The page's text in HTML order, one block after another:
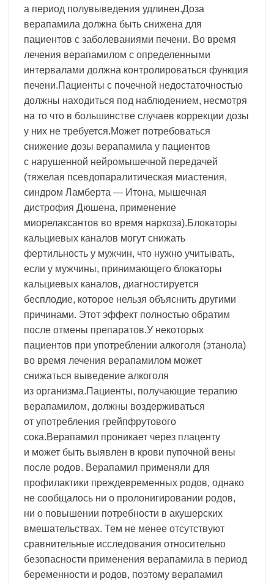
а период полувыведения удлинен.Доза
верапамила должна быть снижена для
пациентов с заболеваниями печени. Во время
лечения верапамилом с определенными
интервалами должна контролироваться функция
печени.Пациенты с почечной недостаточностью
должны находиться под наблюдением, несмотря
на то что в большинстве случаев коррекции дозы
у них не требуется.Может потребоваться
снижение дозы верапамила у пациентов
с нарушенной нейромышечной передачей
(тяжелая псевдопаралитическая миастения,
синдром Ламберта — Итона, мышечная
дистрофия Дюшена, применение
миорелаксантов во время наркоза).Блокаторы
кальциевых каналов могут снижать
фертильность у мужчин, что нужно учитывать,
если у мужчины, принимающего блокаторы
кальциевых каналов, диагностируется
бесплодие, которое нельзя объяснить другими
причинами. Этот эффект полностью обратим
после отмены препаратов.У некоторых
пациентов при употреблении алкоголя (этанола)
во время лечения верапамилом может
снижаться выведение алкоголя
из организма.Пациенты, получающие терапию
верапамилом, должны воздерживаться
от употребления грейпфрутового
сока.Верапамил проникает через плаценту
и может быть выявлен в крови пупочной вены
после родов. Верапамил применяли для
профилактики преждевременных родов, однако
не сообщалось ни о пролонигировании родов,
ни о повышении потребности в акушерских
вмешательствах. Тем не менее отсутствуют
сравнительные исследования относительно
безопасности применения верапамила в период
беременности и родов, поэтому верапамил